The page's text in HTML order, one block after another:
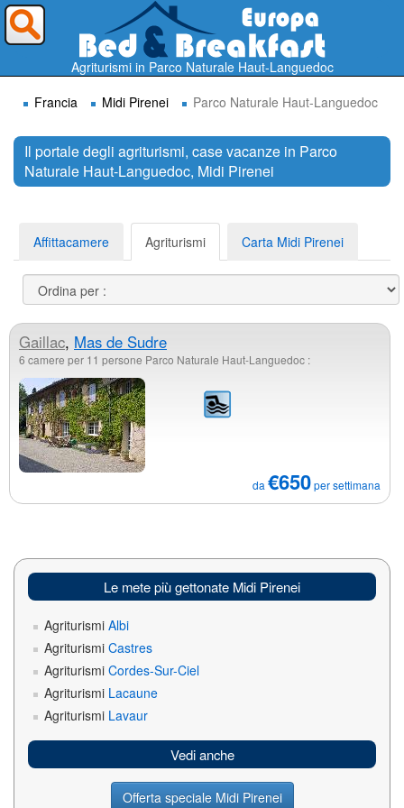
Agriturismi in Parco Naturale Haut-Languedoc
Francia
Midi Pirenei Parco Naturale Haut-Languedoc
Il portale degli agriturismi, case vacanze in Parco
Naturale Haut-Languedoc, Midi Pirenei
Affittacamere Agriturismi Carta Midi Pirenei
Gaillac, Mas de Sudre
6 camere per 11 persone Parco Naturale Haut-Languedoc :
da €650per settimana
Le mete più gettonate Midi Pirenei
Agriturismi Albi
Agriturismi Castres
Agriturismi Cordes-Sur-Ciel
Agriturismi Lacaune
Agriturismi Lavaur
Vedi anche
Offerta speciale Midi Pirenei
Dove vorresti andare ?